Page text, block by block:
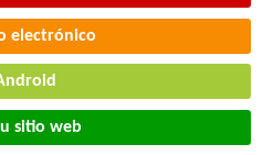
electrónico
sitio web